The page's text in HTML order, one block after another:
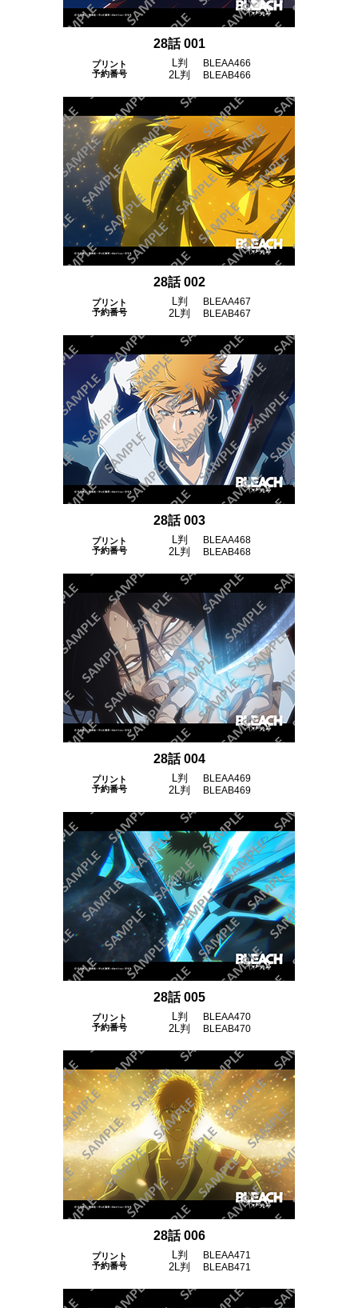
28話 001
プリント
予約番号
L判 BLEAA466
2L判 BLEAB466
28話 002
プリント
予約番号
L判 BLEAA467
2L判 BLEAB467
28話 003
プリント
予約番号
L判 BLEAA468
2L判 BLEAB468
28話 004
プリント
予約番号
L判 BLEAA469
2L判 BLEAB469
28話 005
プリント
予約番号
L判 BLEAA470
2L判 BLEAB470
28話 006
プリント
予約番号
L判 BLEAA471
2L判 BLEAB471